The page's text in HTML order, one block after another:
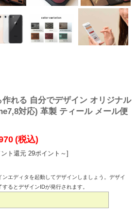
作れる 自分でデザイン オリジナル
対応) 革製 ティール メール便
(税込)
ント還元 29ポイント～]
ンエディタを起動してデザインしましょう。デザイ
するとデザインIDが発行されます。